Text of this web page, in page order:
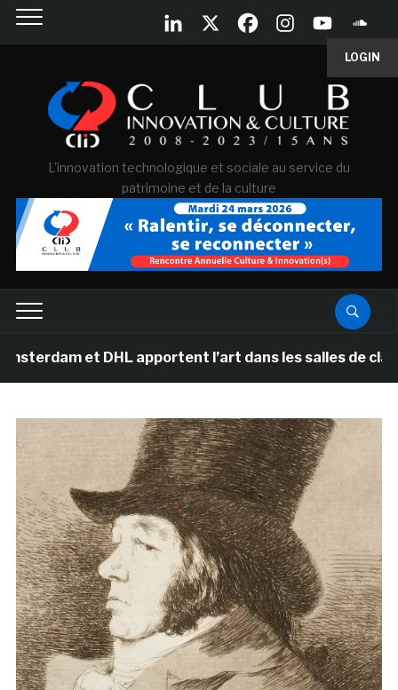
LOGIN
L'innovation technologique et sociale au service du
patrimoine et de la culture
et DHL apportent l’art dans les salles de classe des